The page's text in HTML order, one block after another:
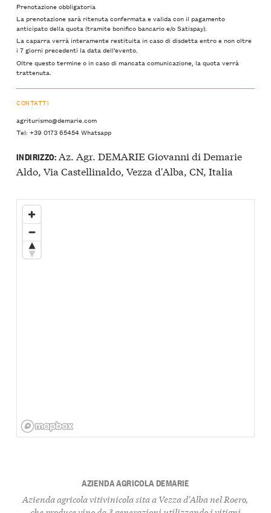
Prenotazione obbligatoria
La prenotazione sarà ritenuta confermata e valida con il pagamento
anticipato della quota (tramite bonifico bancario e/o Satispay).
La caparra verrà interamente restituita in caso di disdetta entro e non oltre
i 7 giorni precedenti la data dell’evento.
Oltre questo termine o in caso di mancata comunicazione, la quota verrà
trattenuta.
CONTATTI
agriturismo@demarie.com
Tel: +39 0173 65454 Whatsapp
INDIRIZZO:Az. Agr. DEMARIE Giovanni di Demarie
Aldo, Via Castellinaldo, Vezza d'Alba, CN, Italia
AZIENDA AGRICOLA DEMARIE
Azienda agricola vitivinicola sita a Vezza d'Alba nel Roero,